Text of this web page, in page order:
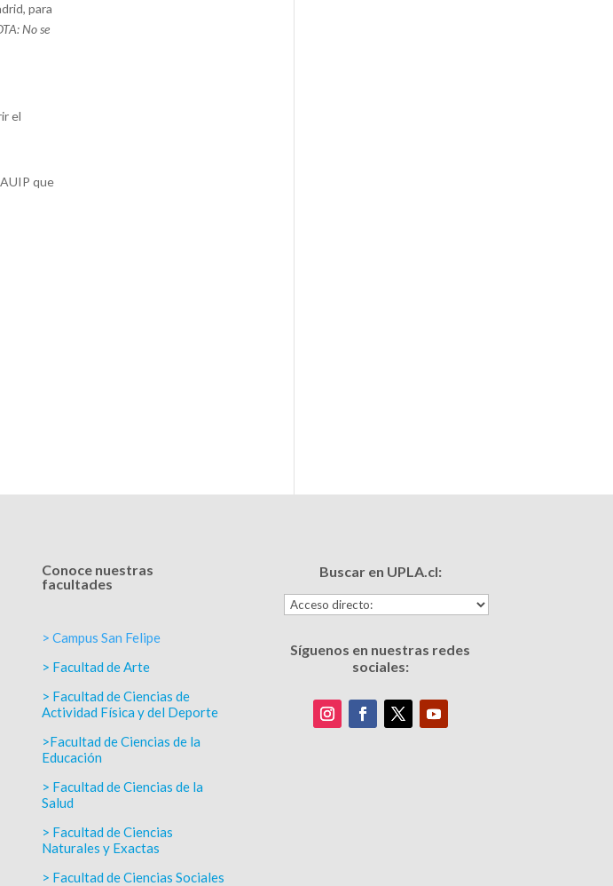
para
No se
el
que
Conoce nuestras
facultades
> Campus San Felipe
> Facultad de Arte
> Facultad de Ciencias de
Actividad Física y del Deporte
>Facultad de Ciencias de la
Educación
> Facultad de Ciencias de la
Salud
> Facultad de Ciencias
Naturales y Exactas
> Facultad de Ciencias Sociales
Buscar en UPLA.cl:
Síguenos en nuestras redes
sociales: